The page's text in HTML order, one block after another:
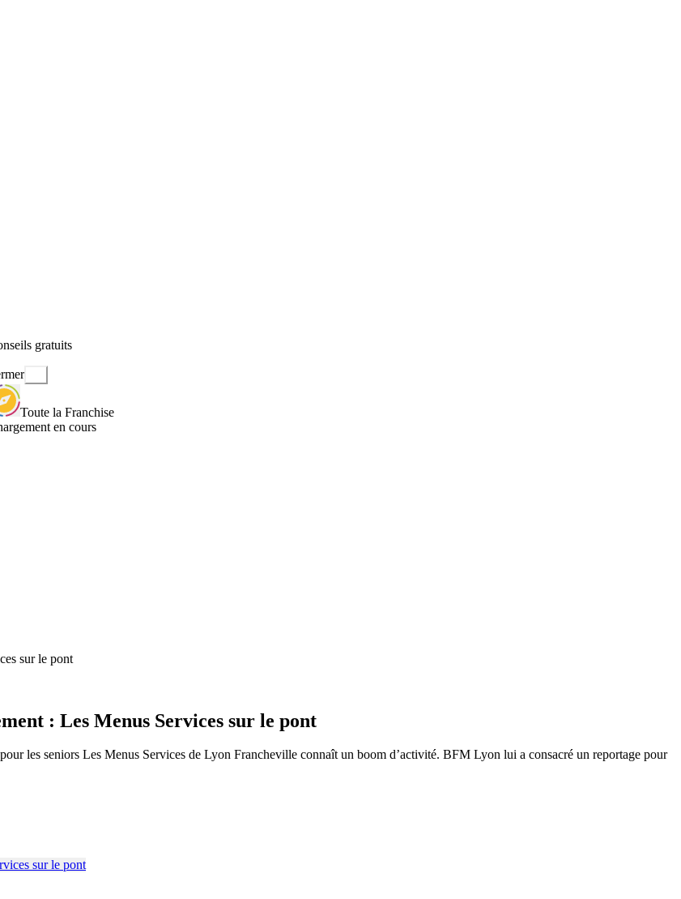
gratuits
Toute la Franchise
en cours
sur le pont
: Les Menus Services sur le pont
les seniors Les Menus Services de Lyon Francheville connaît un boom d’activité. BFM Lyon lui a consacré un reportage pour